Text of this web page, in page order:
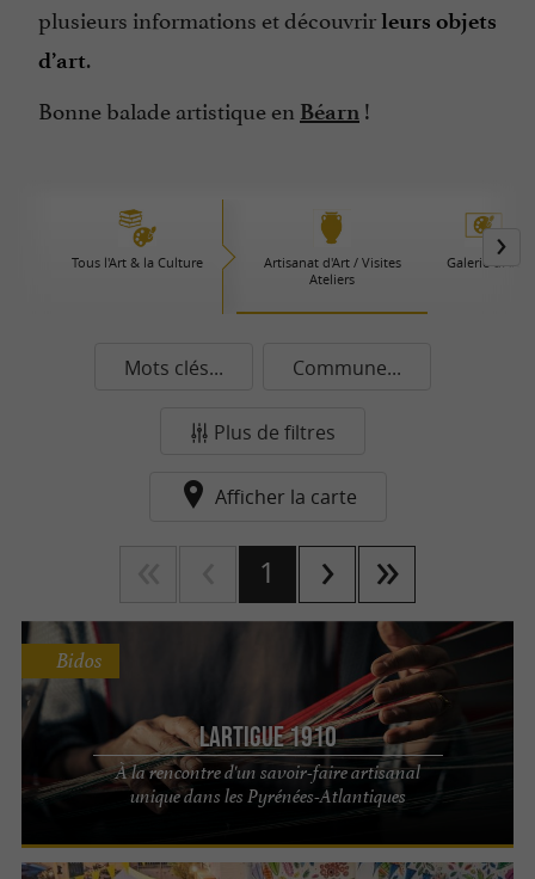
plusieurs informations et découvrirleurs objets
d’art.
Bonne balade artistique en Béarn !
Tous l'Art & la Culture
Artisanat d'Art / Visites
Ateliers
Galerie d'Art
Mots clés... Commune...
Plus de filtres
Afficher la carte
1
Lartigue 1910
À la rencontre d'un savoir-faire artisanal
unique dans les Pyrénées-Atlantiques
Bidos